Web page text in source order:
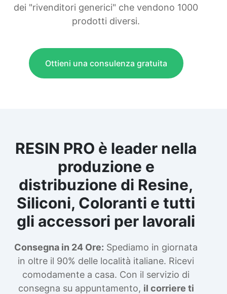
dei "rivenditori generici" che vendono 1000
prodotti diversi.
Ottieni una consulenza gratuita
RESIN PRO è leader nella
produzione e
distribuzione di Resine,
Siliconi, Coloranti e tutti
gli accessori per lavorali
Consegna in 24 Ore: Spediamo in giornata
in oltre il 90% delle località italiane. Ricevi
comodamente a casa. Con il servizio di
consegna su appuntamento, il corriere ti